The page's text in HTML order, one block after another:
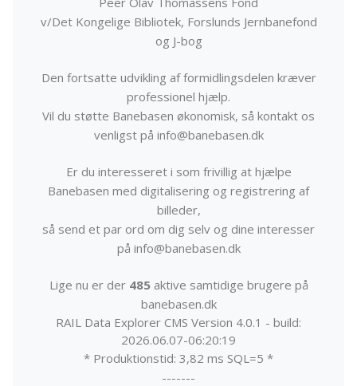
v/Det Kongelige Bibliotek, Forslunds Jernbanefond
og J-bog
Den fortsatte udvikling af formidlingsdelen kræver
professionel hjælp.
Vil du støtte Banebasen økonomisk, så kontakt os
venligst på info@banebasen.dk
Er du interesseret i som frivillig at hjælpe
Banebasen med digitalisering og registrering af
billeder,
så send et par ord om dig selv og dine interesser
på info@banebasen.dk
Lige nu er der 485aktive samtidige brugere på
banebasen.dk
RAIL Data Explorer CMS Version 4.0.1 - build:
2026.06.07-06:20:19
* Produktionstid: 3,82 ms SQL=5 *
-------